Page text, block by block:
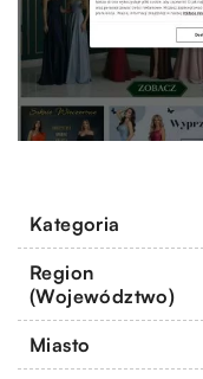
Kategoria
Region
(Województwo)
Miasto